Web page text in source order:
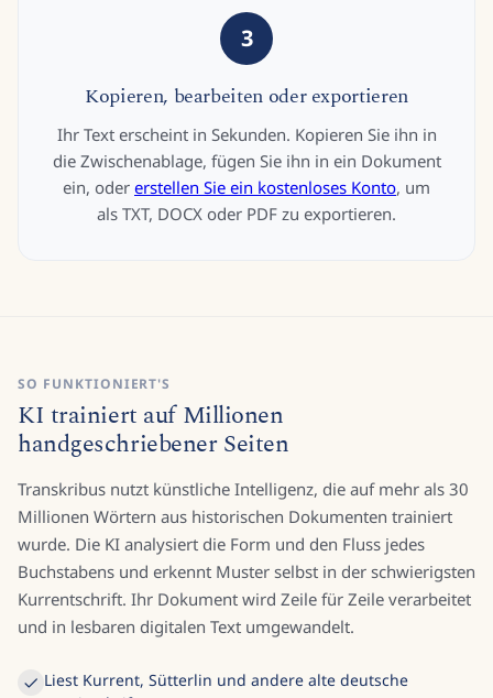
3
Kopieren, bearbeiten oder exportieren
Ihr Text erscheint in Sekunden. Kopieren Sie ihn in
die Zwischenablage, fügen Sie ihn in ein Dokument
ein, oder erstellen Sie ein kostenloses Konto, um
als TXT, DOCX oder PDF zu exportieren.
SO FUNKTIONIERT'S
KI trainiert auf Millionen
handgeschriebener Seiten
Transkribus nutzt künstliche Intelligenz, die auf mehr als 30
Millionen Wörtern aus historischen Dokumenten trainiert
wurde. Die KI analysiert die Form und den Fluss jedes
Buchstabens und erkennt Muster selbst in der schwierigsten
Kurrentschrift. Ihr Dokument wird Zeile für Zeile verarbeitet
und in lesbaren digitalen Text umgewandelt.
Liest Kurrent, Sütterlin und andere alte deutsche